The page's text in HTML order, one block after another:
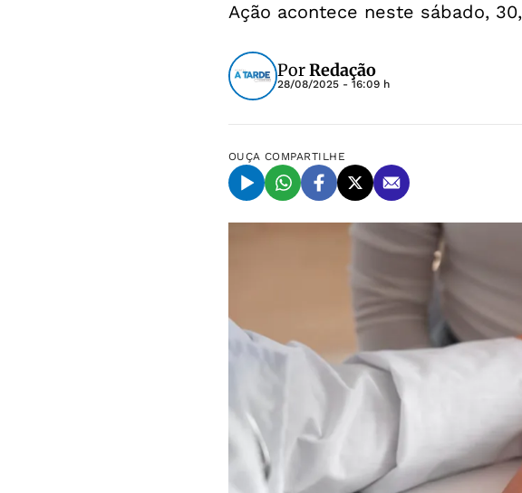
Ação acontece neste sábado,
PorRedação
28/08/2025 - 16:09 h
OUÇA COMPARTILHE